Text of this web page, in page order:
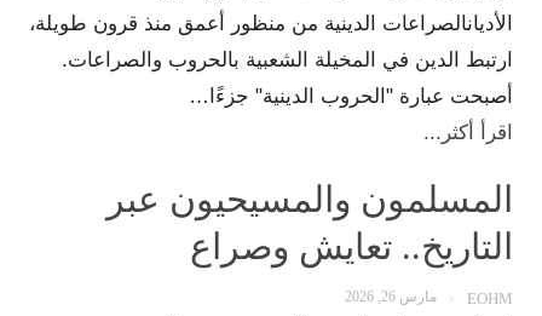
الأديانالصراعات الدينية من منظور أعمق منذ قرون طويلة،
ارتبط الدين في المخيلة الشعبية بالحروب والصراعات.
أصبحت عبارة "الحروب الدينية" جزءًا…
اقرأ أكثر...
المسلمون والمسيحيون عبر
التاريخ.. تعايش وصراع
EOHM مارس 26, 2026